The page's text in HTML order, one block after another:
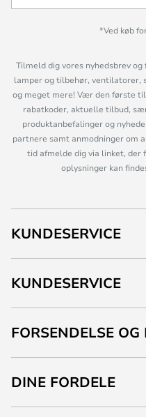
*Ved køb
Tilmeld dig vores nyhedsbrev
lamper og tilbehør, ventilatorer,
og meget mere! Vær den første
rabatkoder, aktuelle tilbud,
produktanbefalinger og
partnere samt anmodninger om
tid afmelde dig via linket, der
oplysninger kan
KUNDESERVICE
KUNDESERVICE
FORSENDELSE OG
DINE FORDELE